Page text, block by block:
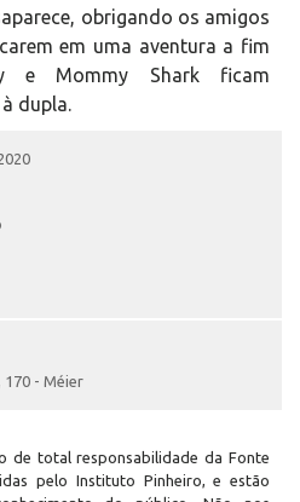
obrigando os amigos
em uma aventura a fim
e Mommy Shark ficam
dupla.
170 - Méier
de total responsabilidade da Fonte
pelo Instituto Pinheiro, e estão